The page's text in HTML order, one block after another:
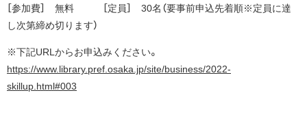
［参加費］ 無料 ［定員］ 30名（要事前申込先着順※定員に達
し次第締め切ります）
※下記URLからお申込みください。
https://www.library.pref.osaka.jp/site/business/2022-
skillup.html#003